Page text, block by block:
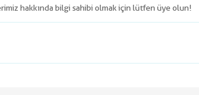
hakkında bilgi sahibi olmak için lütfen üye olun!